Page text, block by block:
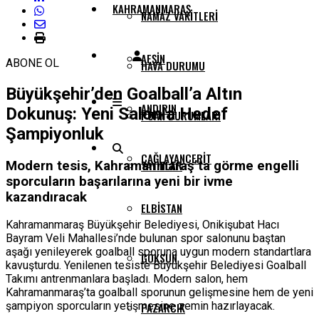
NAMAZ VAKITLERI
HAVA DURUMU
PUAN DURUMLARI
YAYINLAR
KAHRAMANMARAŞ
AFŞIN
ANDIRIN
ÇAĞLAYANCERIT
ELBISTAN
GÖKSUN
PAZARCIK
ABONE OL
Büyükşehir’den Goalball’a Altın
Dokunuş: Yeni Salonla Hedef
Şampiyonluk
Modern tesis, Kahramanmaraş’ta görme engelli
sporcuların başarılarına yeni bir ivme
kazandıracak
Kahramanmaraş Büyükşehir Belediyesi, Onikişubat Hacı
Bayram Veli Mahallesi’nde bulunan spor salonunu baştan
aşağı yenileyerek goalball sporuna uygun modern standartlara
kavuşturdu. Yenilenen tesiste Büyükşehir Belediyesi Goalball
Takımı antrenmanlara başladı. Modern salon, hem
Kahramanmaraş’ta goalball sporunun gelişmesine hem de yeni
şampiyon sporcuların yetişmesine zemin hazırlayacak.